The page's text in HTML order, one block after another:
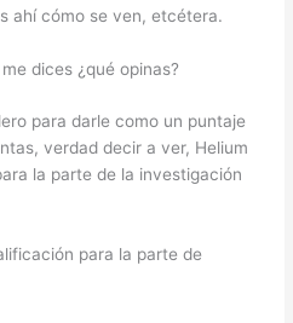
ahí cómo se ven, etcétera.
dices ¿qué opinas?
para darle como un puntaje
verdad decir a ver, Helium
la parte de la investigación
para la parte de